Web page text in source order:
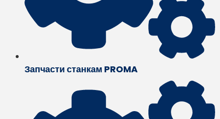
Запчасти станкам PROMA